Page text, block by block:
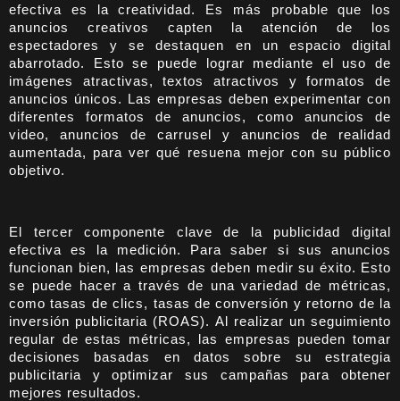
efectiva es la creatividad. Es más probable que los
anuncios creativos capten la atención de los
espectadores y se destaquen en un espacio digital
abarrotado. Esto se puede lograr mediante el uso de
imágenes atractivas, textos atractivos y formatos de
anuncios únicos. Las empresas deben experimentar con
diferentes formatos de anuncios, como anuncios de
video, anuncios de carrusel y anuncios de realidad
aumentada, para ver qué resuena mejor con su público
objetivo.
El tercer componente clave de la publicidad digital
efectiva es la medición. Para saber si sus anuncios
funcionan bien, las empresas deben medir su éxito. Esto
se puede hacer a través de una variedad de métricas,
como tasas de clics, tasas de conversión y retorno de la
inversión publicitaria (ROAS). Al realizar un seguimiento
regular de estas métricas, las empresas pueden tomar
decisiones basadas en datos sobre su estrategia
publicitaria y optimizar sus campañas para obtener
mejores resultados.